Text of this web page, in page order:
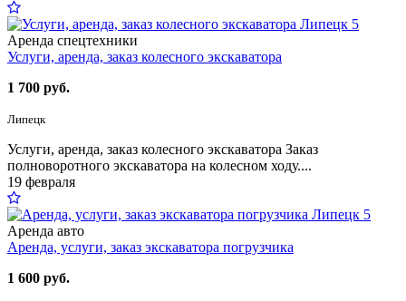
5
Аренда спецтехники
Услуги, аренда, заказ колесного экскаватора
1 700 руб.
Липецк
Услуги, аренда, заказ колесного экскаватора Заказ
полноворотного экскаватора на колесном ходу....
19 февраля
5
Аренда авто
Аренда, услуги, заказ экскаватора погрузчика
1 600 руб.